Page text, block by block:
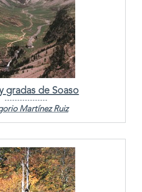
gradas de Soaso
Martínez Ruiz